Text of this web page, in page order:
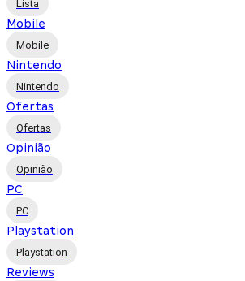
Lista
Mobile
Mobile
Nintendo
Nintendo
Ofertas
Ofertas
Opinião
Opinião
PC
PC
Playstation
Playstation
Reviews